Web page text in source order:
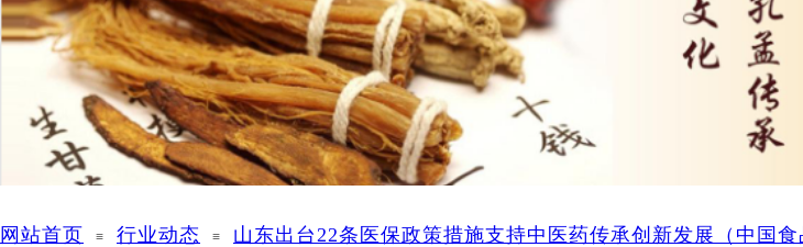
网站首页 ≡ 行业动态 ≡ 山东出台22条医保政策措施支持中医药传承创新发展（中国食